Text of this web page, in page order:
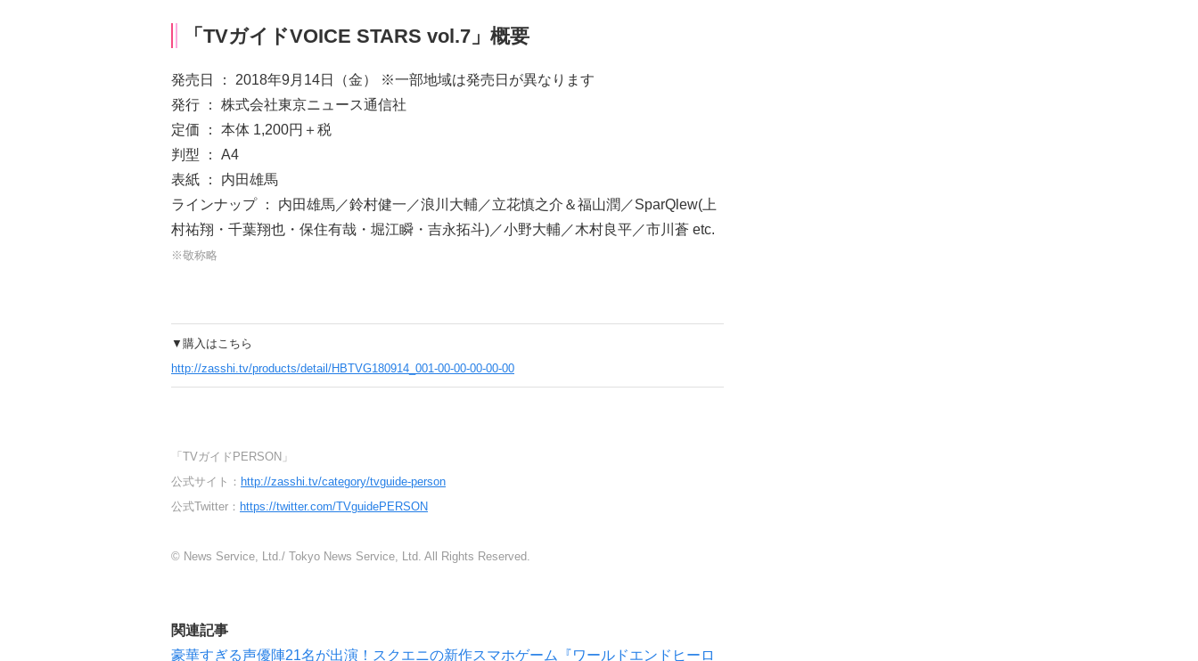
「TVガイドVOICE STARS vol.7」概要
発売日 ： 2018年9月14日（金） ※一部地域は発売日が異なります
発行 ： 株式会社東京ニュース通信社
定価 ： 本体 1,200円＋税
判型 ： A4
表紙 ： 内田雄馬
ラインナップ ： 内田雄馬／鈴村健一／浪川大輔／立花慎之介＆福山潤／SparQlew(上
村祐翔・千葉翔也・保住有哉・堀江瞬・吉永拓斗)／小野大輔／木村良平／市川蒼 etc.
※敬称略
▼購入はこちら
http://zasshi.tv/products/detail/HBTVG180914_001-00-00-00-00-00
「TVガイドPERSON」
公式サイト： http://zasshi.tv/category/tvguide-person
公式Twitter： https://twitter.com/TVguidePERSON
© News Service, Ltd./ Tokyo News Service, Ltd. All Rights Reserved.
関連記事
豪華すぎる声優陣21名が出演！スクエニの新作スマホゲーム『ワールドエンドヒーロ